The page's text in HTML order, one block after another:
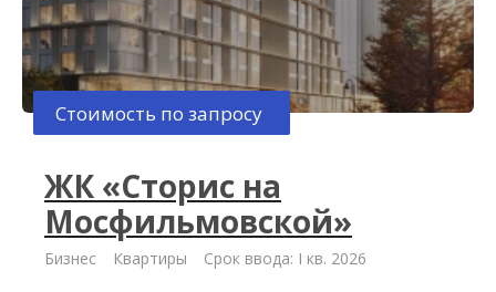
Стоимость по запросу
ЖК «Сторис на
Мосфильмовской»
Бизнес Квартиры Срок ввода: I кв. 2026